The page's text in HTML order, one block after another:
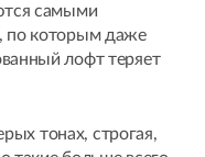
самыми
по которым даже
лофт теряет
тонах, строгая,